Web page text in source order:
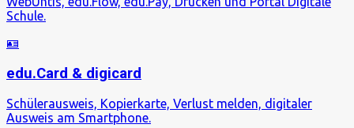
Schule.
🪪
edu.Card & digicard
Schülerausweis, Kopierkarte, Verlust melden, digitaler
Ausweis am Smartphone.